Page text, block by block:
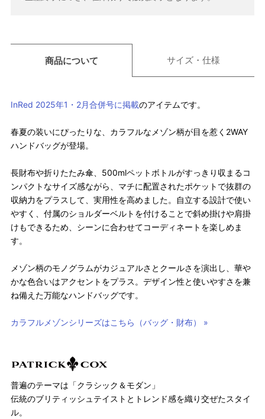
商品について サイズ・仕様
InRed 2025年1・2月合併号に掲載のアイテムです。
春夏の装いにぴったりな、カラフルなメゾン柄が目を惹く2WAY
ハンドバッグが登場。
長財布や折りたたみ傘、500mlペットボトルがすっきり収まるコ
ンパクトなサイズ感ながら、マチに配置されたポケットで抜群の
収納力をプラスして、実用性を高めました。自立する設計で使い
やすく、付属のショルダーベルトを付けることで斜め掛けや肩掛
けもできるため、シーンに合わせてコーディネートを楽しめま
す。
メゾン柄のモノグラムがカジュアルさとクールさを演出し、華や
かな色合いはアクセントをプラス。デザイン性と使いやすさを兼
ね備えた万能なハンドバッグです。
カラフルメゾンシリーズはこちら（バッグ・財布） »
普遍のテーマは「クラシック＆モダン」
伝統のブリティッシュテイストとトレンド感を織り交ぜたスタイ
ル。